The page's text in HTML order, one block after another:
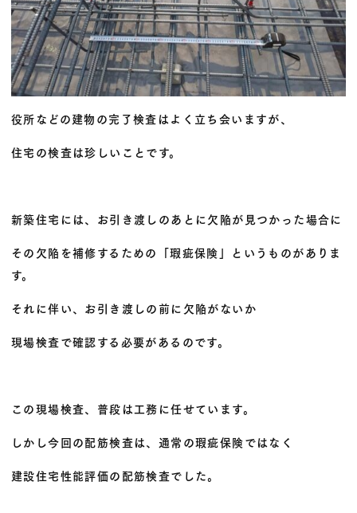
役所などの建物の完了検査はよく立ち会いますが、
住宅の検査は珍しいことです。
新築住宅には、お引き渡しのあとに欠陥が見つかった場合に
その欠陥を補修するための「瑕疵保険」というものがありま
す。
それに伴い、お引き渡しの前に欠陥がないか
現場検査で確認する必要があるのです。
この現場検査、普段は工務に任せています。
しかし今回の配筋検査は、通常の瑕疵保険ではなく
建設住宅性能評価の配筋検査でした。